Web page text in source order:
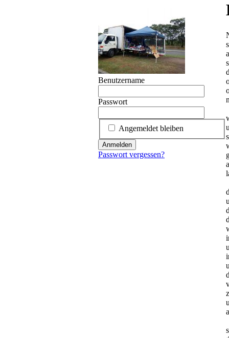
Benutzername
Passwort
Angemeldet bleiben
Anmelden
Passwort vergessen?